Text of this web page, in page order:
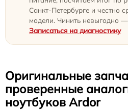
Санкт-Петербурге и честно
модели. Чинить невыгодно
Записаться на диагностику
Оригинальные
проверенные
ноутбуков Ardor